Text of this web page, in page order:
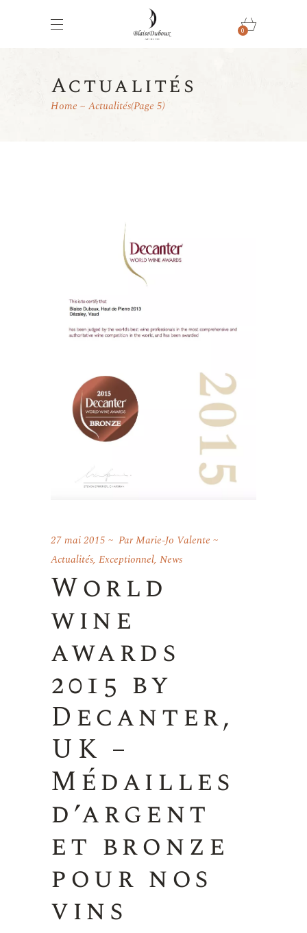
0
Actualités
Home Actualités(Page 5)
27 mai 2015 ParMarie-Jo Valente
Actualités, Exceptionnel, News
World
wine
awards
2015 by
Decanter,
UK –
Médailles
d’argent
et bronze
pour nos
vins